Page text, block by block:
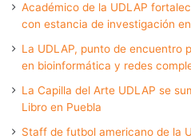
Académico de la UDLAP
con estancia de investigación
La UDLAP, punto de encuentro
en bioinformática y redes
La Capilla del Arte UDLAP se
Libro en Puebla
Staff de futbol americano de la